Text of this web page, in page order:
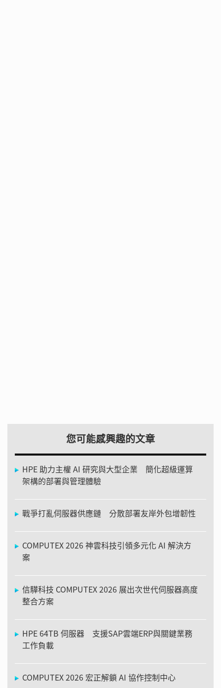
您可能感興趣的文章
HPE 助力主權 AI 研究與大型企業 簡化超級運算
架構的部署與管理體驗
戰爭打亂伺服器供應鏈 分散部署友岸外包增韌性
COMPUTEX 2026 神雲科技引領多元化 AI 解決方
案
信驊科技 COMPUTEX 2026 展出次世代伺服器高度
整合方案
HPE 64TB 伺服器 支援SAP雲端ERP與關鍵業務
工作負載
COMPUTEX 2026 宏正解鎖 AI 協作控制中心